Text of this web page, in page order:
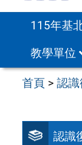
115年基
教學單位
首頁 >認
認識